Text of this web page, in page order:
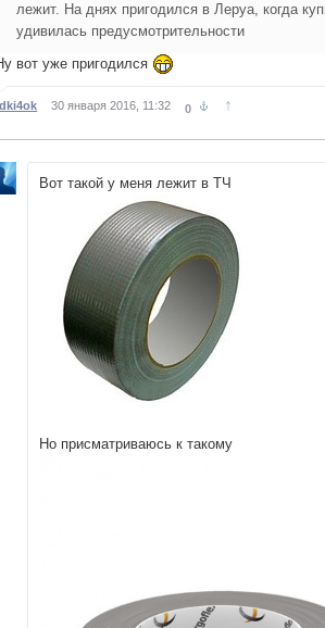
лежит. На днях пригодился в Леруа, когда
удивилась предусмотрительности
вот уже пригодился
30 января 2016, 11:32 0 ↑
Вот такой у меня лежит в ТЧ
Но присматриваюсь к такому